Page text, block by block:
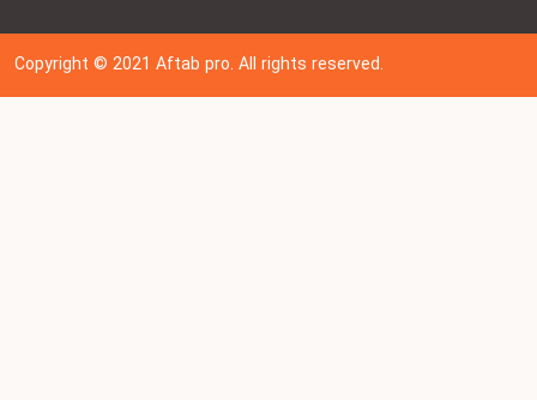
Copyright © 202 1Aftab pro. All rights reserved.